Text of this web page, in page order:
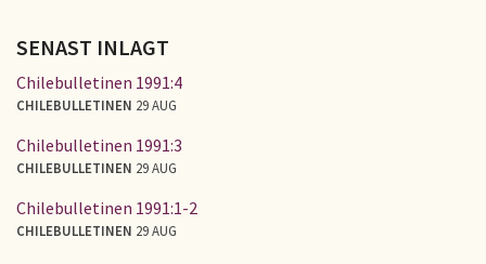
SENAST INLAGT
Chilebulletinen 1991:4
CHILEBULLETINEN 29 AUG
Chilebulletinen 1991:3
CHILEBULLETINEN 29 AUG
Chilebulletinen 1991:1-2
CHILEBULLETINEN 29 AUG